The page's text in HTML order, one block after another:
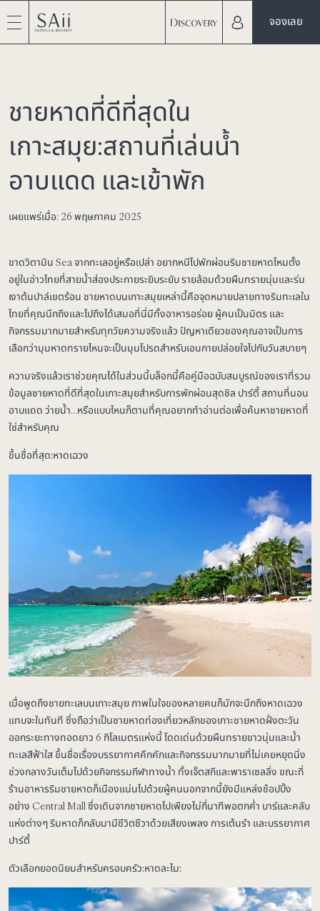
จองเลย
ชายหาดที่ดีที่สุดใน
เกาะสมุย:สถานที่เล่นน้ำ
อาบแดด และเข้าพัก
เผยแพร่เมื่อ: 26 พฤษภาคม 2025
ขาดวิตามิน Sea จากทะเลอยู่หรือเปล่า อยากหนีไปพักผ่อนริมชายหาดไหมตั้ง
อยู่ในอ่าวไทยที่สายน้ำส่องประกายระยิบระยับ รายล้อมด้วยผืนทรายนุ่มและร่ม
เงาต้นปาล์เขตร้อน ชายหาดบนเกาะสมุยเหล่านี้คือจุดหมายปลายทางริมทะเลใน
ไทยที่คุณนึกถึงและไปถึงได้เสมอที่นี่มีทั้งอาหารอร่อย ผู้คนเป็นมิตร และ
กิจกรรมมากมายสำหรับทุกวัยความจริงแล้ว ปัญหาเดียวของคุณอาจเป็นการ
เลือกว่ามุมหาดทรายไหนจะเป็นมุมโปรดสำหรับเอนกายปล่อยใจไปกับวันสบายๆ
ความจริงแล้วเราช่วยคุณได้ในส่วนนี้บล็อกนี้คือคู่มือฉบับสมบูรณ์ของเราที่รวม
ข้อมูลชายหาดที่ดีที่สุดในเกาะสมุยสำหรับการพักผ่อนสุดชิล ปาร์ตี้ สถานที่นอน
อาบแดด ว่ายน้ำ…หรือแบบไหนก็ตามที่คุณอยากทำอ่านต่อเพื่อค้นหาชายหาดที่
ใช่สำหรับคุณ
ขึ้นชื่อที่สุด:หาดเฉวง
เมื่อพูดถึงชายทะเลบนเกาะสมุย ภาพในใจของหลายคนก็มักจะนึกถึงหาดเฉวง
แทบจะในทันที ซึ่งถือว่าเป็นชายหาดท่องเที่ยวหลักของเกาะชายหาดฝั่งตะวัน
ออกระยะทางทอดยาว 6 กิโลเมตรแห่งนี้ โดดเด่นด้วยผืนทรายขาวนุ่มและน้ำ
ทะเลสีฟ้าใส ขึ้นชื่อเรื่องบรรยากาศคึกคักและกิจกรรมมากมายที่ไม่เคยหยุดนิ่ง
ช่วงกลางวันเต็มไปด้วยกิจกรรมกีฬาทางน้ำ ทั้งเจ็ตสกีและพาราเซลลิ่ง ขณะที่
ร้านอาหารริมชายหาดก็เนืองแน่นไปด้วยผู้คนนอกจากนี้ยังมีแหล่งช้อปปิ้ง
อย่าง Central Mall ซึ่งเดินจากชายหาดไปเพียงไม่กี่นาทีพอตกค่ำ บาร์และคลับ
แห่งต่างๆ ริมหาดก็กลับมามีชีวิตชีวาด้วยเสียงเพลง การเต้นรำ และบรรยากาศ
ปาร์ตี้
ตัวเลือกยอดนิยมสำหรับครอบครัว:หาดละไม: